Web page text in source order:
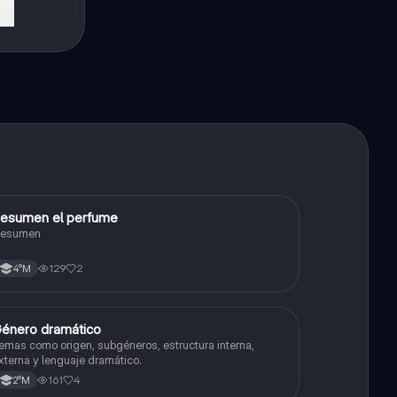
Lengua y Comunicación
el perfume
4°M 129 2
Lengua y Comunicación
dramático
como origen, subgéneros, estructura interna,
y lenguaje dramático.
2°M 161 4